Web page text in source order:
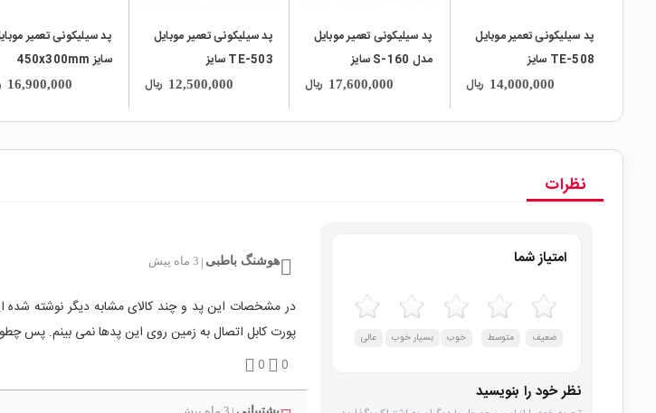
پد سیلیکونی تعمیر موبایل
TE-508 سایز
480x340mm
14,000,000 ریال
پد سیلیکونی تعمیر موبایل
مدل S-160 سایز
450x300mm
17,600,000 ریال
پد سیلیکونی تعمیر موبایل
TE-503 سایز
380x210mm
12,500,000 ریال
پد سیلیکونی تعمیر
سایز 450x300mm
16,900,000
نظرات
امتیاز شما
ضعیف متوسط خوب بسیار خوب عالی
نظر خود را بنویسید
هوشنگ باطبی 3 ماه پیش
در مشخصات این پد و چند کالای مشابه دیگر نوشته شده
پورت کابل اتصال به زمین روی این پدها نمی بینم. پس
0
0